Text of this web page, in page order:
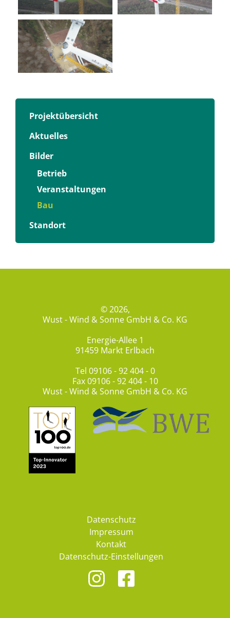
Projektübersicht
Aktuelles
Bilder
Betrieb
Veranstaltungen
Bau
Standort
© 2026,
Wust - Wind & Sonne GmbH & Co. KG
Energie-Allee 1
91459 Markt Erlbach
Tel 09106 - 92 404 - 0
Fax 09106 - 92 404 - 10
Wust - Wind & Sonne GmbH & Co. KG
Datenschutz
Impressum
Kontakt
Datenschutz-Einstellungen